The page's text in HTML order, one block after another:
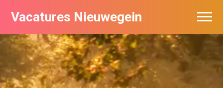
Vacatures Nieuwegein
Vacatures per bedrijf in Nieuwegein